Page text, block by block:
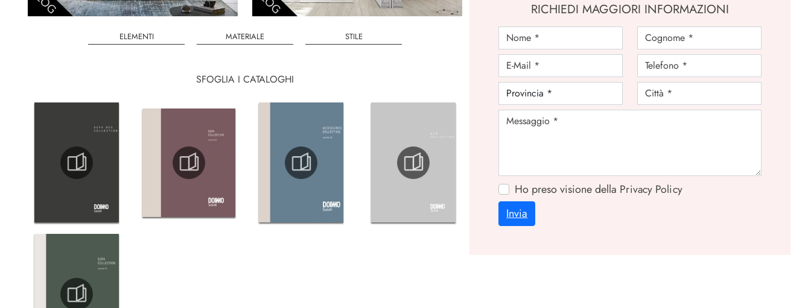
ELEMENTI MATERIALE STILE
SFOGLIA I CATALOGHI
RICHIEDI MAGGIORI INFORMAZIONI
Ho preso visione della Privacy Policy
Invia